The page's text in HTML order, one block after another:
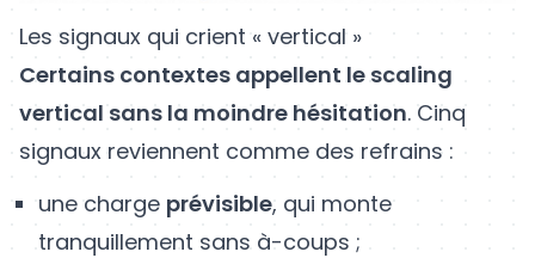
Les signaux qui crient « vertical »
Certains contextes appellent le scaling
vertical sans la moindre hésitation. Cinq
signaux reviennent comme des refrains :
une charge prévisible, qui monte
tranquillement sans à-coups ;